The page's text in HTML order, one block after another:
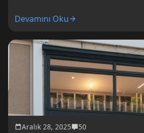
Devamını Oku
Aralık 28, 2025 50